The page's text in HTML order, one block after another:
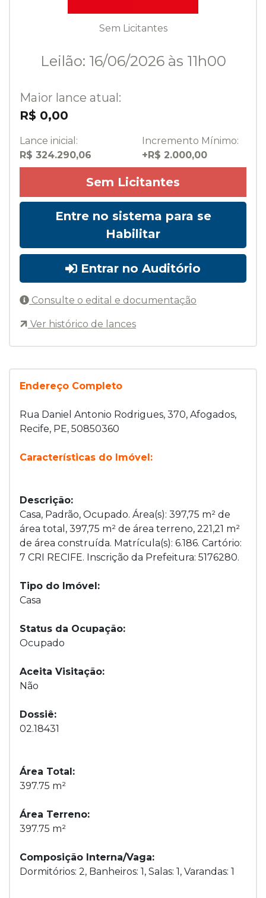
Endereço Completo
Rua Daniel Antonio Rodrigues, 370, Afogados,
Recife, PE, 50850360
Características do Imóvel:
Descrição:
Casa, Padrão, Ocupado. Área(s): 397,75 m² de
área total, 397,75 m² de área terreno, 221,21 m²
de área construída. Matrícula(s): 6.186. Cartório:
7 CRI RECIFE. Inscrição da Prefeitura: 5176280.
Tipo do Imóvel:
Casa
Status da Ocupação:
Ocupado
Aceita Visitação:
Não
Dossiê:
02.18431
Área Total:
397.75 m²
Área Terreno:
397.75 m²
Composição Interna/Vaga:
Dormitórios: 2, Banheiros: 1, Salas: 1, Varandas: 1
Sem Licitantes
Leilão: 16/06/2026 às 11h00
Maior lance atual:
R$ 0,00
Lance inicial:
R$ 324.290,06
Incremento Mínimo:
+R$ 2.000,00
Sem Licitantes
Entre no sistema para se
Habilitar
Entrar no Auditório
Consulte o edital e documentação
Ver histórico de lances